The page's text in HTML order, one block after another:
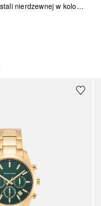
Zegarek na reke ze stali nierdzewnej w kolorze zlotym